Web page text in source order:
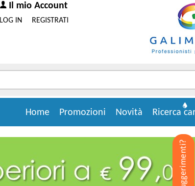
Il mio Account
REGISTRATI
LOG IN
Ricerca
Novità
Promozioni
Home